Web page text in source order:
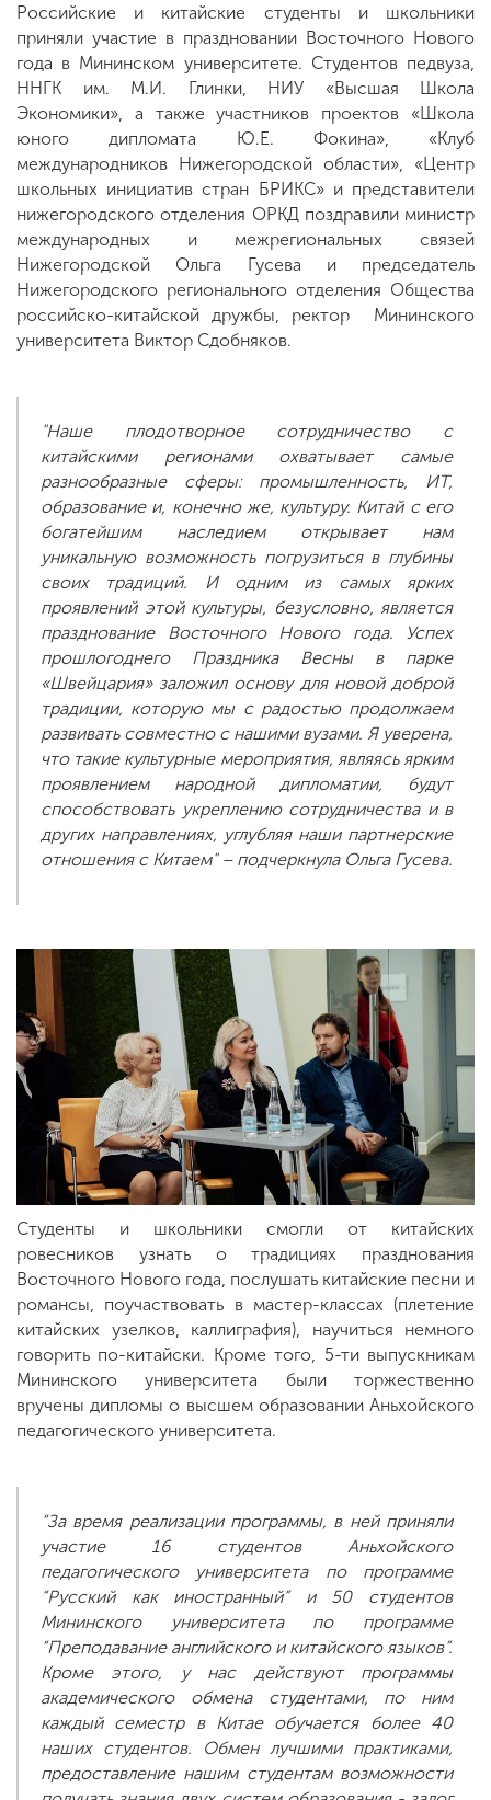
Приемная
комиссия
+7 (831) 262-26-20
Российские и китайские студенты и школьники
приняли участие в праздновании Восточного Нового
года в Мининском университете. Студентов педвуза,
ННГК им. М.И. Глинки, НИУ «Высшая Школа
Экономики», а также участников проектов «Школа
юного дипломата Ю.Е. Фокина», «Клуб
международников Нижегородской области», «Центр
школьных инициатив стран БРИКС» и представители
нижегородского отделения ОРКД поздравили министр
международных и межрегиональных связей
Нижегородской Ольга Гусева и председатель
Нижегородского регионального отделения Общества
российско-китайской дружбы, ректор Мининского
университета Виктор Сдобняков.
"Наше плодотворное сотрудничество с
китайскими регионами охватывает самые
разнообразные сферы: промышленность, ИТ,
образование и, конечно же, культуру. Китай с его
богатейшим наследием открывает нам
уникальную возможность погрузиться в глубины
своих традиций. И одним из самых ярких
проявлений этой культуры, безусловно, является
празднование Восточного Нового года. Успех
прошлогоднего Праздника Весны в парке
«Швейцария» заложил основу для новой доброй
традиции, которую мы с радостью продолжаем
развивать совместно с нашими вузами. Я уверена,
что такие культурные мероприятия, являясь ярким
проявлением народной дипломатии, будут
способствовать укреплению сотрудничества и в
других направлениях, углубляя наши партнерские
отношения с Китаем" – подчеркнула Ольга Гусева.
Студенты и школьники смогли от китайских
ровесников узнать о традициях празднования
Восточного Нового года, послушать китайские песни и
романсы, поучаствовать в мастер-классах (плетение
китайских узелков, каллиграфия), научиться немного
говорить по-китайски. Кроме того, 5-ти выпускникам
Мининского университета были торжественно
вручены дипломы о высшем образовании Аньхойского
педагогического университета.
“За время реализации программы, в ней приняли
участие 16 студентов Аньхойского
педагогического университета по программе
“Русский как иностранный” и 50 студентов
Мининского университета по программе
“Преподавание английского и китайского языков”.
Кроме этого, у нас действуют программы
академического обмена студентами, по ним
каждый семестр в Китае обучается более 40
наших студентов. Обмен лучшими практиками,
предоставление нашим студентам возможности